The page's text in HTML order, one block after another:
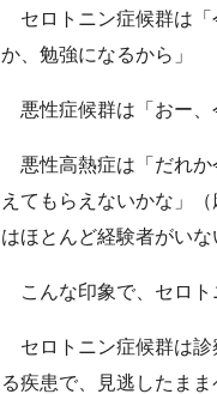
セロトニン症候群は「
か、勉強になるから」
悪性症候群は「おー、
悪性高熱症は「だれか
えてもらえないかな」
はほとんど経験者がいな
こんな印象で、セロト
セロトニン症候群は診
る疾患で、見逃したま